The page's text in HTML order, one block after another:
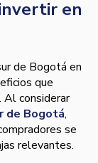
en
de Bogotá en
que
Al considerar
de Bogotá,
se
relevantes.